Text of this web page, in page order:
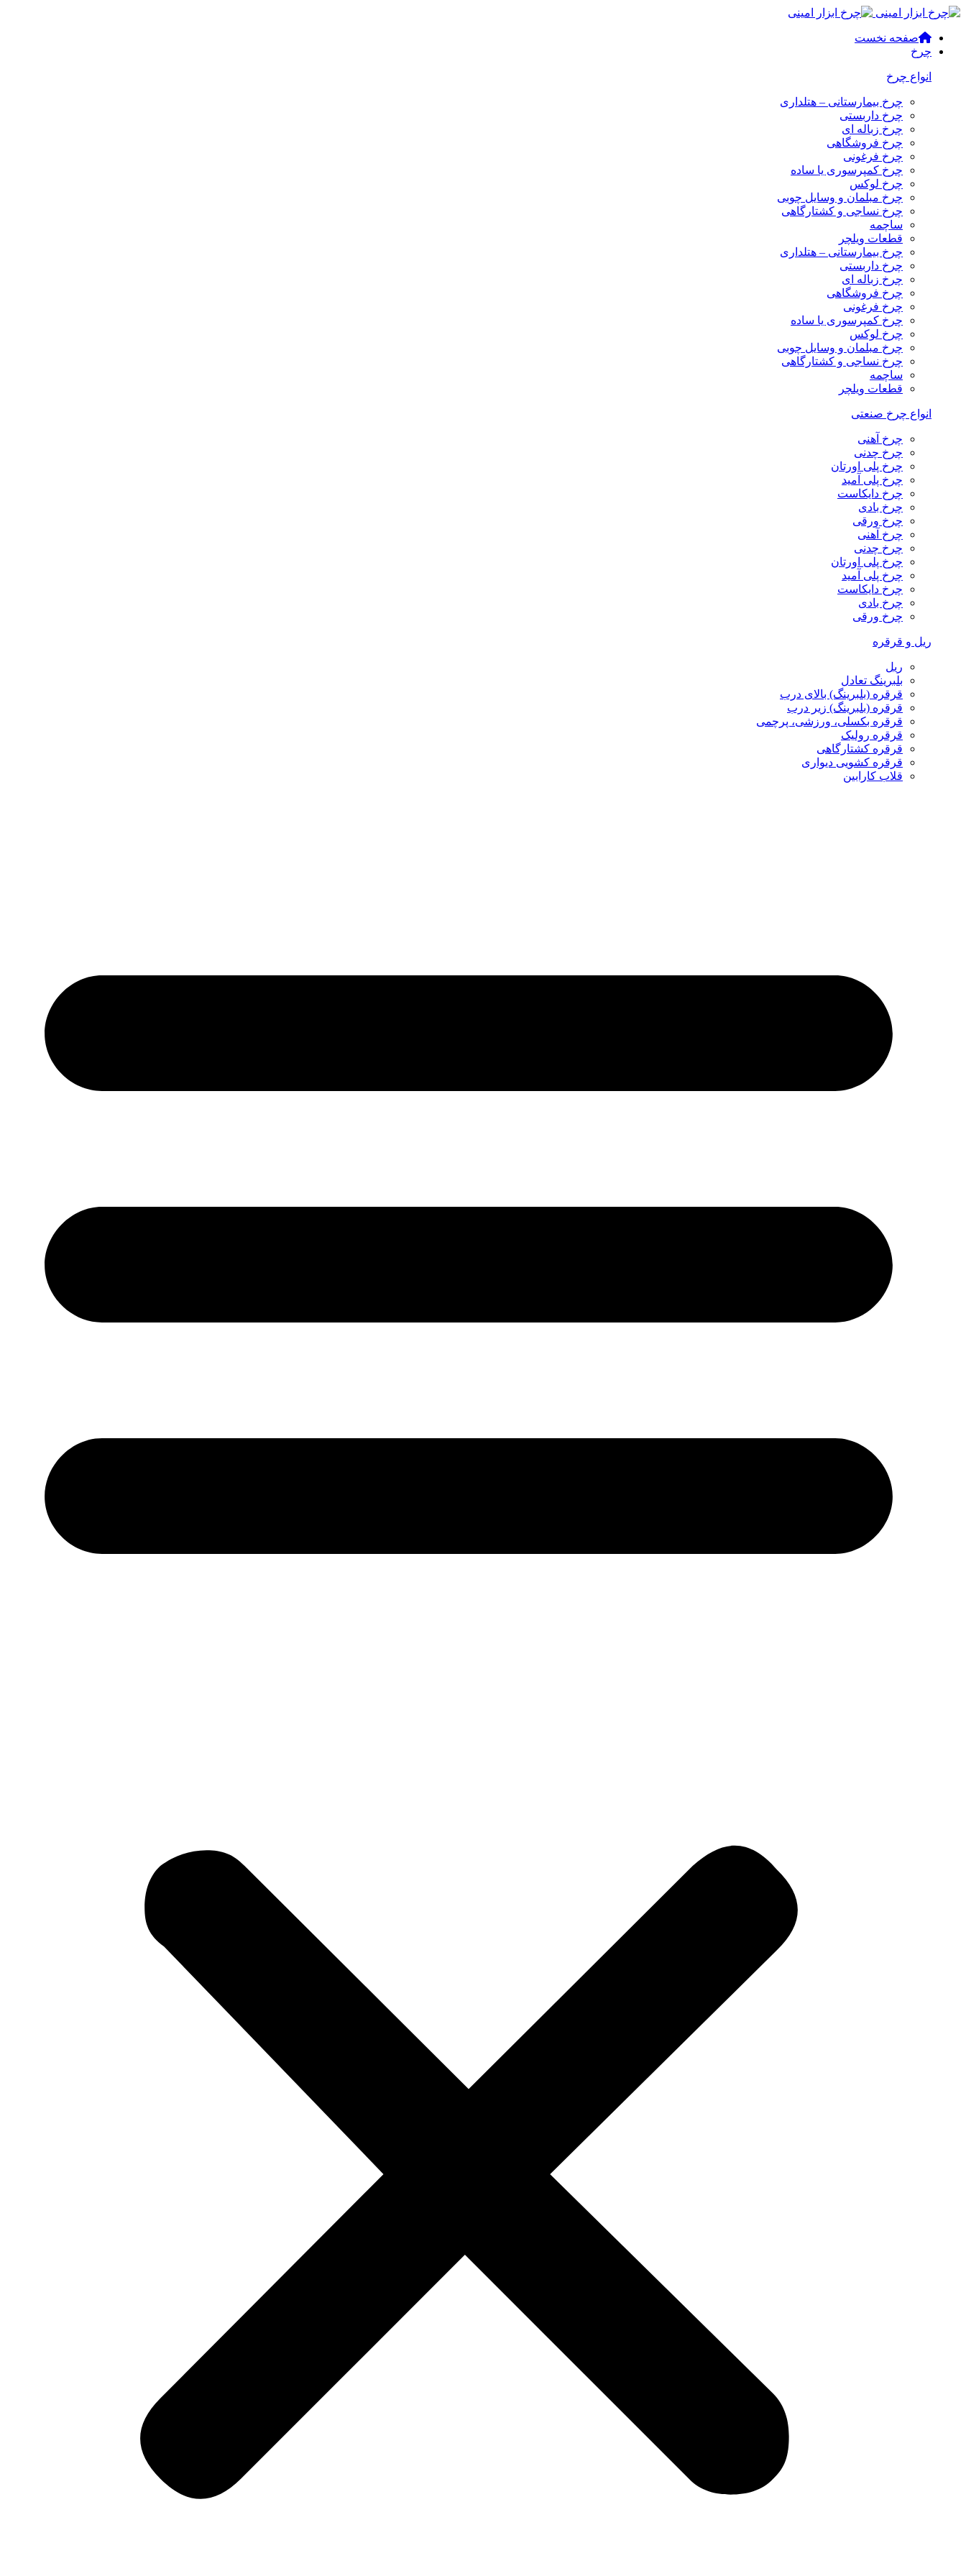
صفحه نخست
چرخ
انواع چرخ
چرخ بیمارستانی – هتلداری
چرخ داربستی
چرخ زباله ای
چرخ فروشگاهی
چرخ فرغونی
چرخ کمپرسوری یا ساده
چرخ لوکس
چرخ مبلمان و وسایل چوبی
چرخ نساجی و کشتارگاهی
ساچمه
قطعات ویلچر
چرخ بیمارستانی – هتلداری
چرخ داربستی
چرخ زباله ای
چرخ فروشگاهی
چرخ فرغونی
چرخ کمپرسوری یا ساده
چرخ لوکس
چرخ مبلمان و وسایل چوبی
چرخ نساجی و کشتارگاهی
ساچمه
قطعات ویلچر
انواع چرخ صنعتی
چرخ آهنی
چرخ چدنی
چرخ پلی اورتان
چرخ پلی آمید
چرخ دایکاست
چرخ بادی
چرخ ورقی
چرخ آهنی
چرخ چدنی
چرخ پلی اورتان
چرخ پلی آمید
چرخ دایکاست
چرخ بادی
چرخ ورقی
ریل و قرقره
ریل
بلبرینگ تعادل
قرقره (بلبرینگ) بالای درب
قرقره (بلبرینگ) زیر درب
قرقره بکسلی، ورزشی، پرچمی
قرقره رولیک
قرقره کشتارگاهی
قرقره کشویی دیواری
قلاب کارابین